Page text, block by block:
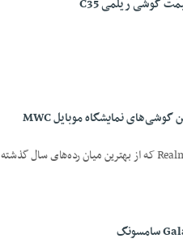
نسخه مستر ریلمی GT یا نسخه پرو پوکو X4 /برترین گوشی‌های نمایشگاه موبایل MWC
در این مقاله قصد داریم گوشی Realme GT Master Edition که از بهترین میان رده‌های سال گذشته